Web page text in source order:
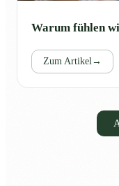
Warum fühlen
Zum Artikel→